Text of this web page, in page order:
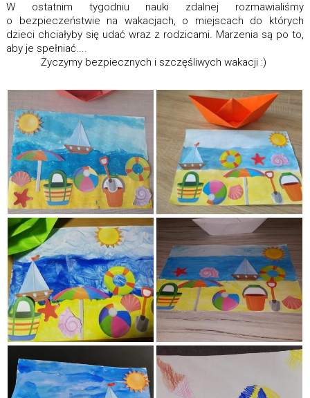
W ostatnim tygodniu nauki zdalnej rozmawialiśmy
o bezpieczeństwie na wakacjach, o miejscach do których
dzieci chciałyby się udać wraz z rodzicami. Marzenia są po to,
aby je spełniać....
Życzymy bezpiecznych i szczęśliwych wakacji :)